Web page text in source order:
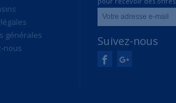
générales
nous
exclusives
Suivez-nous